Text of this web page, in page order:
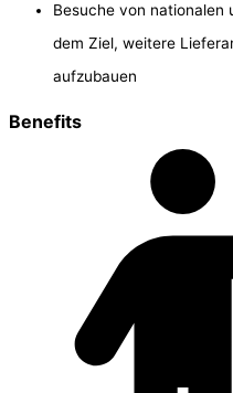
Besuche von nationalen
dem Ziel, weitere
aufzubauen
Benefits